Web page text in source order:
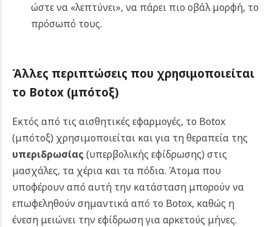
ώστε να «λεπτύνει», να πάρει πιο οβάλ μορφή, το
πρόσωπό τους.
Άλλες περιπτώσεις που χρησιμοποιείται
το Botox (μπότοξ)
Εκτός από τις αισθητικές εφαρμογές, το Botox
(μπότοξ) χρησιμοποιείται και για τη θεραπεία της
υπεριδρωσίας (υπερβολικής εφίδρωσης) στις
μασχάλες, τα χέρια και τα πόδια. Άτομα που
υποφέρουν από αυτή την κατάσταση μπορούν να
επωφεληθούν σημαντικά από το Botox, καθώς η
ένεση μειώνει την εφίδρωση για αρκετούς μήνες.